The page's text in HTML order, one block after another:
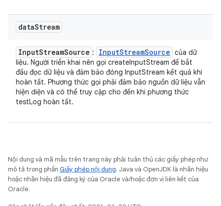
dataStream
InputStreamSource : InputStreamSource của dữ
liệu. Người triển khai nên gọi createInputStream để bắt
đầu đọc dữ liệu và đảm bảo đóng InputStream kết quả khi
hoàn tất. Phương thức gọi phải đảm bảo nguồn dữ liệu vẫn
hiện diện và có thể truy cập cho đến khi phương thức
testLog hoàn tất.
Nội dung và mã mẫu trên trang này phải tuân thủ các giấy phép như
mô tả trong phần Giấy phép nội dung. Java và OpenJDK là nhãn hiệu
hoặc nhãn hiệu đã đăng ký của Oracle và/hoặc đơn vị liên kết của
Oracle.